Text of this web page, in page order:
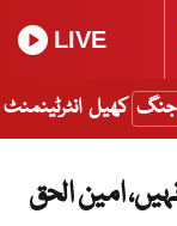
LIVE
جنگ کھیل انٹرٹینمنٹ
امین الحق